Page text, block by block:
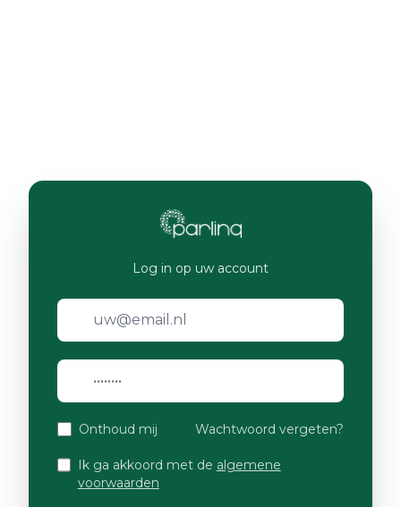
Log in op uw account
Onthoud mij Wachtwoord vergeten?
Ik ga akkoord met de algemene
voorwaarden